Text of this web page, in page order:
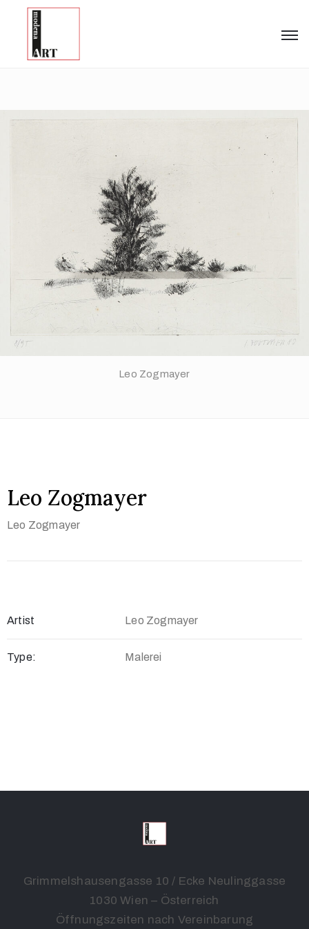
Leo Zogmayer
Leo Zogmayer
Leo Zogmayer
Artist Leo Zogmayer
Type: Malerei
Grimmelshausengasse 10 / Ecke Neulinggasse
1030 Wien – Österreich
Öffnungszeiten nach Vereinbarung